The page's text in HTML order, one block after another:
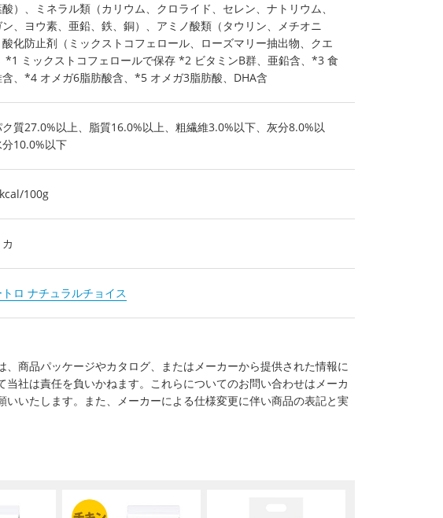
酸）、ミネラル類（カリウム、クロライド、セレン、ナトリウム、
、ヨウ素、亜鉛、鉄、銅）、アミノ酸類（タウリン、メチオニ
酸化防止剤（ミックストコフェロール、ローズマリー抽出物、クエ
*1 ミックストコフェロールで保存 *2 ビタミンB群、亜鉛含、*3 食
、*4 オメガ6脂肪酸含、*5 オメガ3脂肪酸、DHA含
ク質27.0%以上、脂質16.0%以上、粗繊維3.0%以下、灰分8.0%以
10.0%以下
100g
ロ ナチュラルチョイス
商品パッケージやカタログ、またはメーカーから提供された情報に
社は責任を負いかねます。これらについてのお問い合わせはメーカ
いいたします。また、メーカーによる仕様変更に伴い商品の表記と実